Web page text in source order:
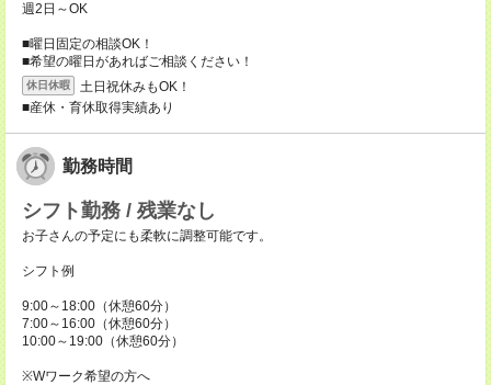
週2日～OK
■曜日固定の相談OK！
■希望の曜日があればご相談ください！
休日休暇
土日祝休みもOK！
■産休・育休取得実績あり
勤務時間
シフト勤務 / 残業なし
お子さんの予定にも柔軟に調整可能です。
シフト例
9:00～18:00（休憩60分）
7:00～16:00（休憩60分）
10:00～19:00（休憩60分）
※Wワーク希望の方へ